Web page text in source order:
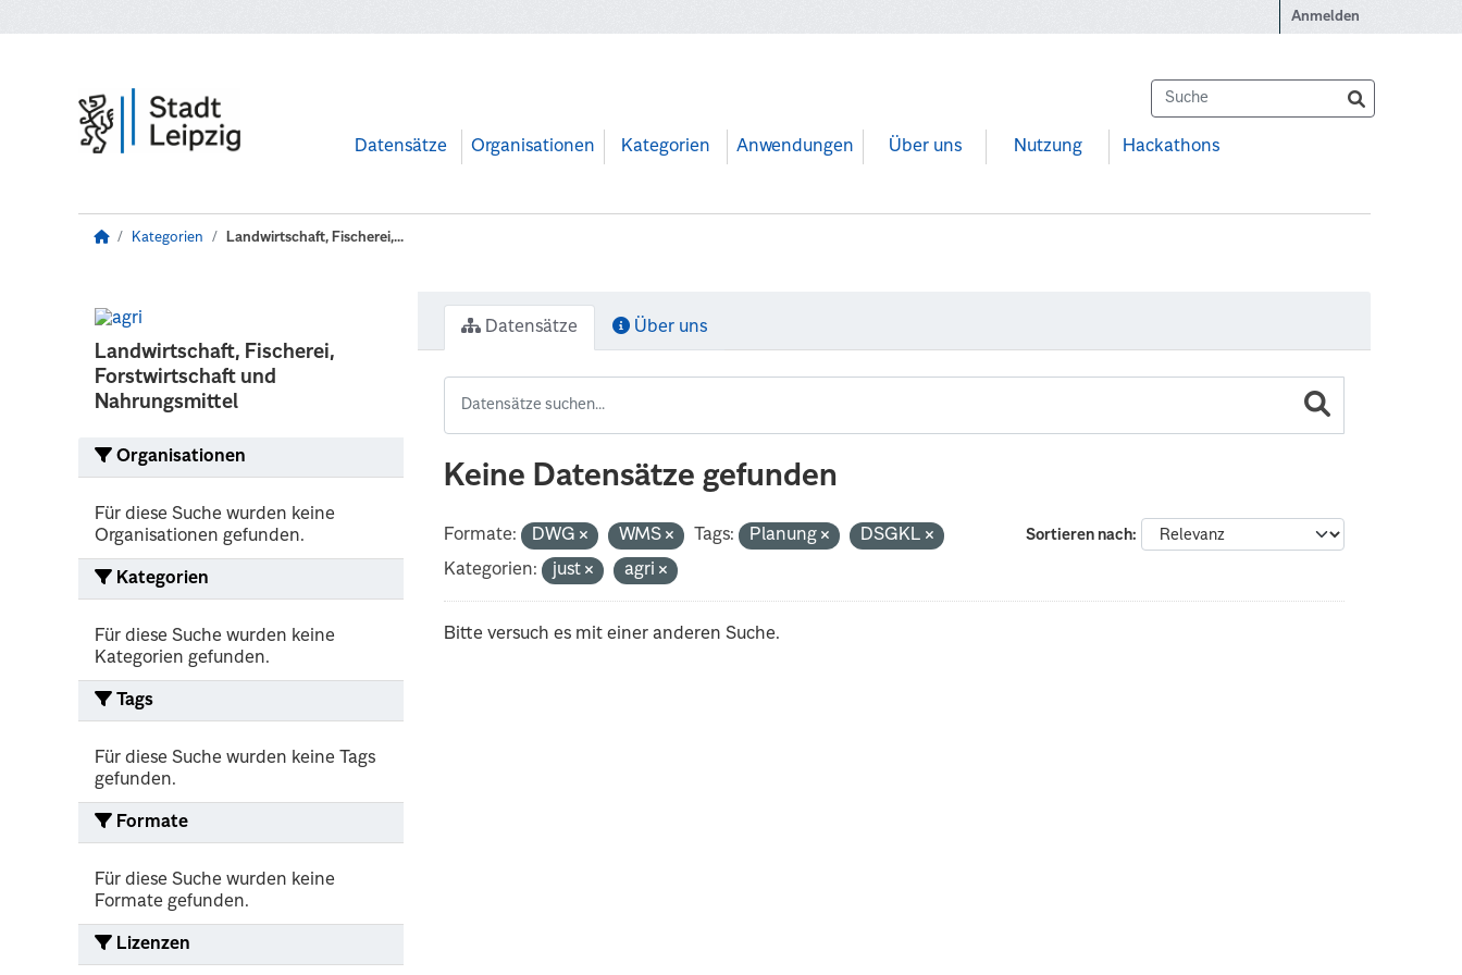
Anmelden
Datensätze Organisationen Kategorien Anwendungen Über uns Nutzung Hackathons
Kategorien Landwirtschaft, Fischerei,...
Landwirtschaft, Fischerei,
Forstwirtschaft und
Nahrungsmittel
Organisationen
Für diese Suche wurden keine
Organisationen gefunden.
Kategorien
Für diese Suche wurden keine
Kategorien gefunden.
Tags
Für diese Suche wurden keine Tags
gefunden.
Formate
Für diese Suche wurden keine
Formate gefunden.
Lizenzen
Datensätze Über uns
Keine Datensätze gefunden
Sortieren nach
Formate: DWG WMS Tags: Planung
DSGKL
Kategorien:
just agri
Bitte versuch es mit einer anderen Suche.